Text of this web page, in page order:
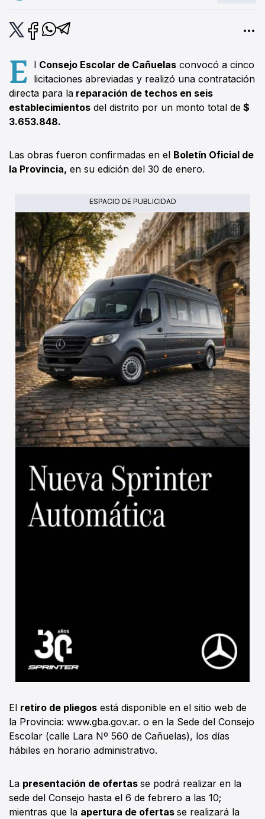
E l Consejo Escolar de Cañuelas convocó a cinco
licitaciones abreviadas y realizó una contratación
directa para la reparación de techos en seis
establecimientos del distrito por un monto total de $
3.653.848.
Las obras fueron confirmadas en el Boletín Oficial de
la Provincia, en su edición del 30 de enero.
ESPACIO DE PUBLICIDAD
El retiro de pliegos está disponible en el sitio web de
la Provincia: www.gba.gov.ar. o en la Sede del Consejo
Escolar (calle Lara Nº 560 de Cañuelas), los días
hábiles en horario administrativo.
La presentación de ofertas se podrá realizar en la
sede del Consejo hasta el 6 de febrero a las 10;
mientras que la apertura de ofertas se realizará la